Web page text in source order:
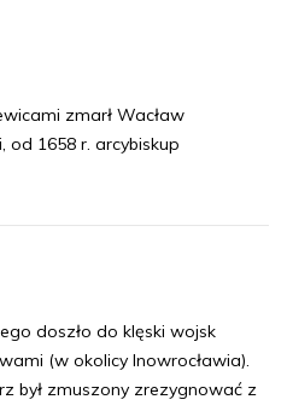
zmarł Wacław
od 1658 r. arcybiskup
doszło do klęski wojsk
(w okolicy Inowrocławia).
był zmuszony zrezygnować z